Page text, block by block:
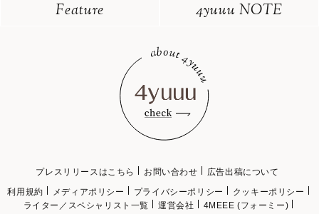
Feature
4yuuu NOTE
プレスリリースはこちら お問い合わせ
広告出稿について
利用規約
メディアポリシー プライバシーポリシー
クッキーポリシー
ライター／スペシャリスト一覧
運営会社 4MEEE (フォーミー)